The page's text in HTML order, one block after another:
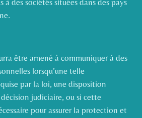
à des sociétés situées dans des pays
être amené à communiquer à des
lorsqu’une telle
par la loi, une disposition
judiciaire, ou si cette
pour assurer la protection et